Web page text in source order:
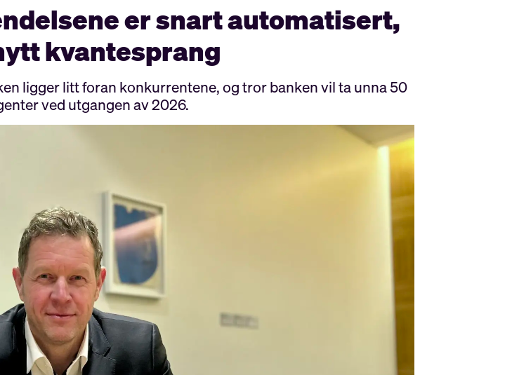
er snart automatisert,
kvantesprang
ligger litt foran konkurrentene, og tror banken vil ta unna 50
ved utgangen av 2026.